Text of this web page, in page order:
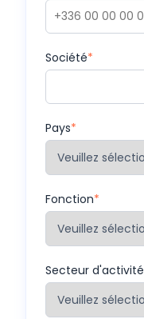
Société*
Pays*
Fonction*
Secteur d'activité